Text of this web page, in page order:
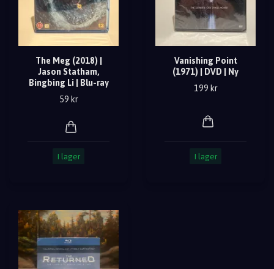
The Meg (2018) |
Jason Statham,
Bingbing Li | Blu-ray
59 kr
I lager
Vanishing Point
(1971) | DVD | Ny
199 kr
I lager